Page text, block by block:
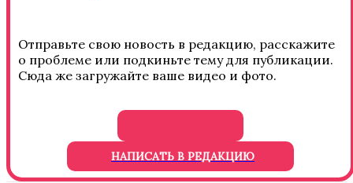
Отправьте свою новость в редакцию, расскажите
о проблеме или подкиньте тему для публикации.
Сюда же загружайте ваше видео и фото.
НАПИСАТЬ В РЕДАКЦИЮ